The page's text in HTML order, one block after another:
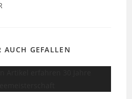
AUCH GEFALLEN